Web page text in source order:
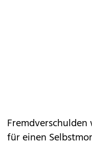
Fremdverschulden
für einen